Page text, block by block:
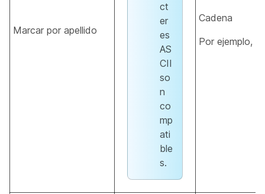
Marcar por apellido
ct
er
es
AS
CII
so
n
co
mp
ati
ble
s.
Cadena
Por ejemplo,